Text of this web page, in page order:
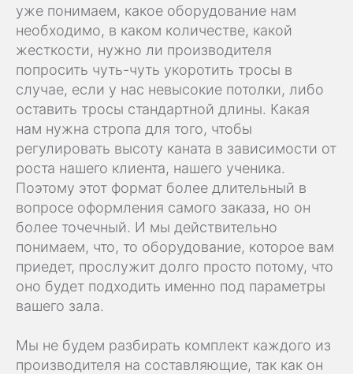
уже понимаем, какое оборудование нам
необходимо, в каком количестве, какой
жесткости, нужно ли производителя
попросить чуть-чуть укоротить тросы в
случае, если у нас невысокие потолки, либо
оставить тросы стандартной длины. Какая
нам нужна стропа для того, чтобы
регулировать высоту каната в зависимости от
роста нашего клиента, нашего ученика.
Поэтому этот формат более длительный в
вопросе оформления самого заказа, но он
более точечный. И мы действительно
понимаем, что, то оборудование, которое вам
приедет, прослужит долго просто потому, что
оно будет подходить именно под параметры
вашего зала.
Мы не будем разбирать комплект каждого из
производителя на составляющие, так как он